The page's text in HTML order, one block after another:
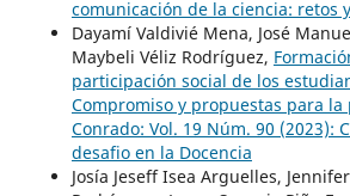
comunicación de la ciencia: retos
Dayamí Valdivié Mena, José
Maybeli Véliz Rodríguez,
participación social de los
Compromiso y propuestas para la
Conrado: Vol. 19 Núm. 90 (2023):
desafio en la Docencia
Josía Jeseff Isea Arguelles,